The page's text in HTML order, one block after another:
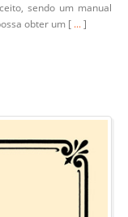
sendo um manual
obter um [ ...]